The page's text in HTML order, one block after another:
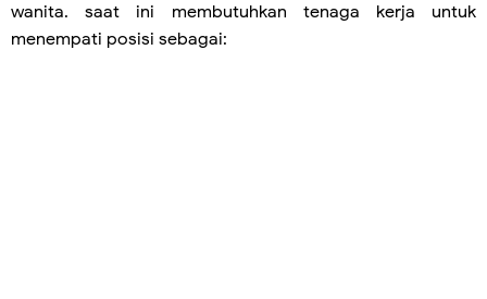
wanita. saat ini membutuhkan tenaga kerja untuk
menempati posisi sebagai: